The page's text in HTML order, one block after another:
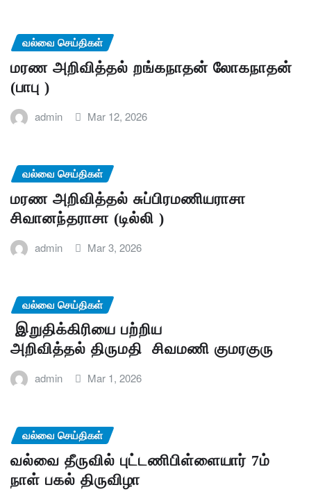
வல்வை செய்திகள்
மரண அறிவித்தல் றங்கநாதன் லோகநாதன்
(பாபு )
admin Mar 12, 2026
வல்வை செய்திகள்
மரண அறிவித்தல் சுப்பிரமணியராசா
சிவானந்தராசா (டில்லி )
admin Mar 3, 2026
வல்வை செய்திகள்
இறுதிக்கிரியை பற்றிய
அறிவித்தல் திருமதி சிவமணி குமரகுரு
admin Mar 1, 2026
வல்வை செய்திகள்
வல்வை தீருவில் புட்டணிபிள்ளையார் 7ம்
நாள் பகல் திருவிழா